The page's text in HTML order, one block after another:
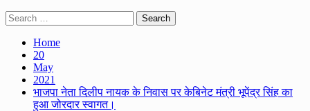
Search
for:
Home
20
May
2021
भाजपा नेता दिलीप नायक के निवास पर केबिनेट मंत्री भूपेंद्र सिंह का
हुआ जोरदार स्वागत।